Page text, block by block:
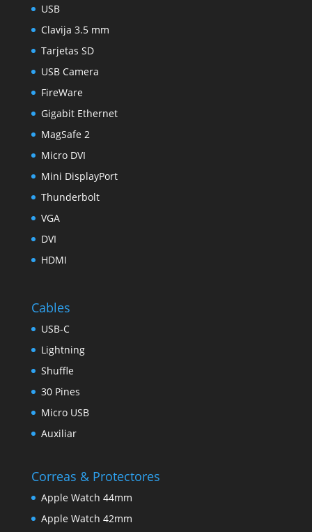
USB
Clavija 3.5 mm
Tarjetas SD
USB Camera
FireWare
Gigabit Ethernet
MagSafe 2
Micro DVI
Mini DisplayPort
Thunderbolt
VGA
DVI
HDMI
Cables
USB-C
Lightning
Shuffle
30 Pines
Micro USB
Auxiliar
Correas & Protectores
Apple Watch 44mm
Apple Watch 42mm